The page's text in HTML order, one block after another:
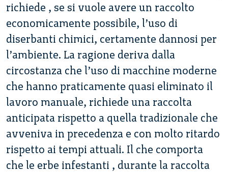
richiede , se si vuole avere un raccolto
economicamente possibile, l’uso di
diserbanti chimici, certamente dannosi per
l’ambiente. La ragione deriva dalla
circostanza che l’uso di macchine moderne
che hanno praticamente quasi eliminato il
lavoro manuale, richiede una raccolta
anticipata rispetto a quella tradizionale che
avveniva in precedenza e con molto ritardo
rispetto ai tempi attuali. Il che comporta
che le erbe infestanti , durante la raccolta